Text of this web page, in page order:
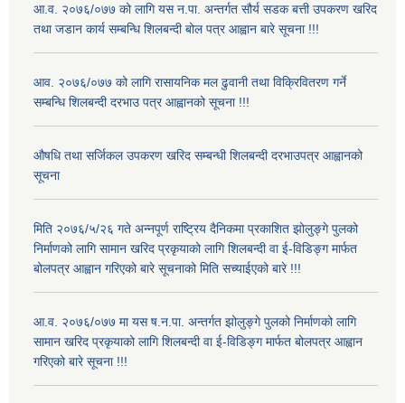
आ.व. २०७६/०७७ को लागि यस न.पा. अन्तर्गत सौर्य सडक बत्ती उपकरण खरिद
तथा जडान कार्य सम्बन्धि शिलबन्दी बोल पत्र आह्वान बारे सूचना !!!
आव. २०७६/०७७ को लागि रासायनिक मल ढुवानी तथा विक्रिवितरण गर्ने
सम्बन्धि शिलबन्दी दरभाउ पत्र आह्वानको सूचना !!!
औषधि तथा सर्जिकल उपकरण खरिद सम्बन्धी शिलबन्दी दरभाउपत्र आह्वानको
सूचना
मिति २०७६/५/२६ गते अन्नपूर्ण राष्ट्रिय दैनिकमा प्रकाशित झोलुङ्गे पुलको
निर्माणको लागि सामान खरिद प्रकृयाको लागि शिलबन्दी वा ई-विडिङ्ग मार्फत
बोलपत्र आह्वान गरिएको बारे सूचनाको मिति सच्याईएको बारे !!!
आ.व. २०७६/०७७ मा यस ष.न.पा. अन्तर्गत झोलुङ्गे पुलको निर्माणको लागि
सामान खरिद प्रकृयाको लागि शिलबन्दी वा ई-विडिङ्ग मार्फत बोलपत्र आह्वान
गरिएको बारे सूचना !!!